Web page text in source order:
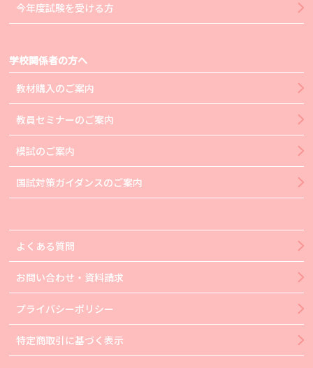
今年度試験を受ける方
学校関係者の方へ
教材購入のご案内
教員セミナーのご案内
模試のご案内
国試対策ガイダンスのご案内
よくある質問
お問い合わせ・資料請求
プライバシーポリシー
特定商取引に基づく表示